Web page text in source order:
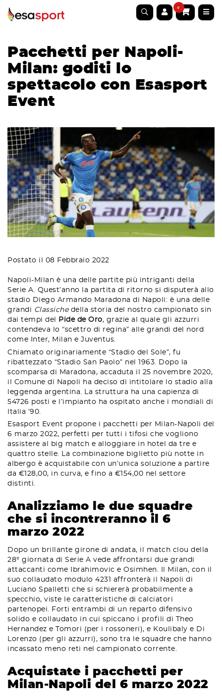
0
Pacchetti per Napoli-
Milan: goditi lo
spettacolo con Esasport
Event
Postato il 08 Febbraio 2022
Napoli-Milan è una delle partite più intriganti della
Serie A. Quest’anno la partita di ritorno si disputerà allo
stadio Diego Armando Maradona di Napoli: è una delle
grandi Classichedella storia del nostro campionato sin
dai tempi del
Pide de Oro, grazie al quale gli azzurri
contendeva lo “scettro di regina” alle grandi del nord
come Inter, Milan e Juventus.
Chiamato originariamente “Stadio del Sole”, fu
ribattezzato “Stadio San Paolo” nel 1963. Dopo la
scomparsa di Maradona, accaduta il 25 novembre 2020,
il Comune di Napoli ha deciso di intitolare lo stadio alla
leggenda argentina. La struttura ha una capienza di
54726 posti e l’impianto ha ospitato anche i mondiali di
Italia ’90.
Esasport Event propone i pacchetti per Milan-Napoli del
6 marzo 2022, perfetti per tutti i tifosi che vogliono
assistere al big match e alloggiare in hotel da tre e
quattro stelle. La combinazione biglietto più notte in
albergo è acquistabile con un’unica soluzione a partire
da €128,00, in curva, e fino a €154,00 nel settore
distinti.
Analizziamo le due squadre
che si incontreranno il 6
marzo 2022
Dopo un brillante girone di andata, il match clou della
28° giornata di Serie A vede affrontarsi due grandi
attaccanti come Ibrahimovic e Osimhen. Il Milan, con il
suo collaudato modulo 4231 affronterà il Napoli di
Luciano Spalletti che si schiererà probabilmente a
specchio, viste le caratteristiche di calciatori
partenopei. Forti entrambi di un reparto difensivo
solido e collaudato in cui spiccano i profili di Theo
Hernandez e Tomori (per i rossoneri), e Koulibaly e Di
Lorenzo (per gli azzurri), sono tra le squadre che hanno
incassato meno reti nel campionato corrente.
Acquistate i pacchetti per
Milan-Napoli del 6 marzo 2022